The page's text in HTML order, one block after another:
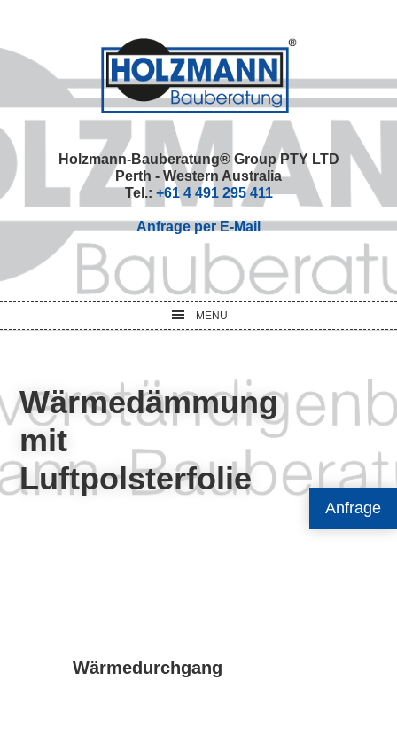
Anfrage
primary
navigation
main
primary
footer
Holzmann-Bauberatung® Group PTY LTD
Perth - Western Australia
Tel.: +61 4 491 295 411
Anfrage per E-Mail
MENU
Wärmedämmung
mit
Luftpolsterfolie
Wärmedurchgang